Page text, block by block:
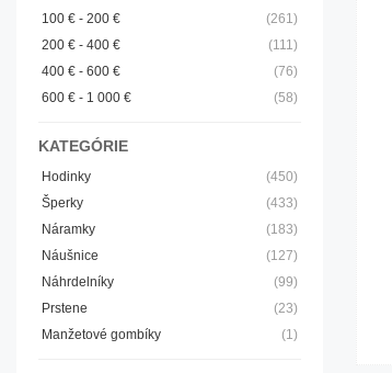
Elegantné hodinky
Rádiom riadené hodinky
Špeciálne hodinky
Limitovaná edícia hodinky
Detské hodinky
ŠPERKOV hodinky
Rádiom riadené hodinky
Špeciálne hodinky
100 € - 200 €
(261)
200 € - 400 €
(111)
400 € - 600 €
(76)
600 € - 1 000 €
(58)
KATEGÓRIE
Hodinky
(450)
Šperky
(433)
Náramky
(183)
Náušnice
(127)
Náhrdelníky
(99)
Prstene
(23)
Manžetové gombíky
(1)